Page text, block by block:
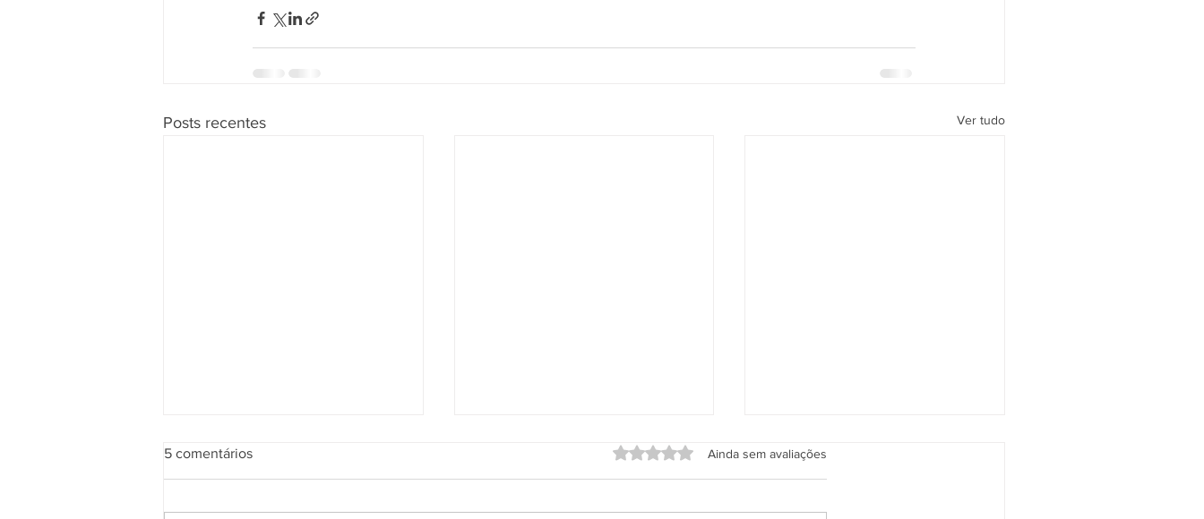
Posts recentes Ver tudo
5 comentários Avaliado com 0 de 5 estrelas.
Ainda sem avaliações